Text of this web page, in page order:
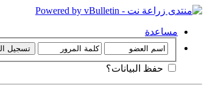
مساعدة
حفظ البيانات؟